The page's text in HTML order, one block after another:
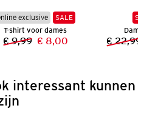
exclusive
SALE
T-shirt voor dames
Vorige prijs:
€ 9,99 Nieuwe prijs:
€ 8,00 € 22,99
interessant kunnen